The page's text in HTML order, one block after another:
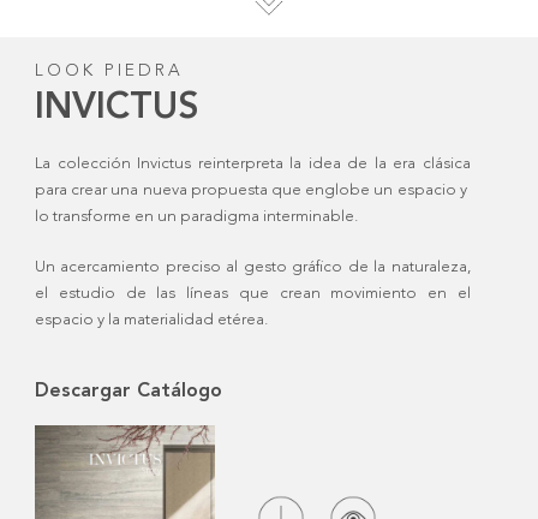
Descargar Catálogo
LOOK PIEDRA
INVICTUS
La colección Invictus reinterpreta la idea de la era clásica
para crear una nueva propuesta que englobe un espacio y
lo transforme en un paradigma interminable.
Un acercamiento preciso al gesto gráfico de la naturaleza,
el estudio de las líneas que crean movimiento en el
espacio y la materialidad etérea.